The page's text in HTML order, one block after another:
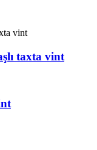
taxta vint